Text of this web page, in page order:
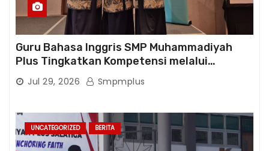
Guru Bahasa Inggris SMP Muhammadiyah
Plus Tingkatkan Kompetensi melalui
Pelatihan Cambridge Life Skills in Action
Jul 29, 2026 Smpmplus
UNCATEGORIZED BERITA